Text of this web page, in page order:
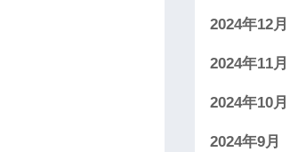
2024年12月
2024年11月
2024年10月
2024年9月